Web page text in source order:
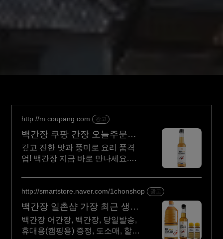
http://m.coupang.com 광고
백간장 쿠팡 간장 오늘주문
내일도착
깊고 진한 맛과 풍미로 요리 품격
업! 백간장 지금 바로 만나세요.
가득한 간장 쿠팡 로켓배송으로!
http://smartstore.naver.com/1chonshop 광고
백간장 일촌샵 가장 최근 생산
상품 발송
백간장 어간장, 백간장, 당일발송,
휴대용(캠핑용) 증정, 도소매, 할인